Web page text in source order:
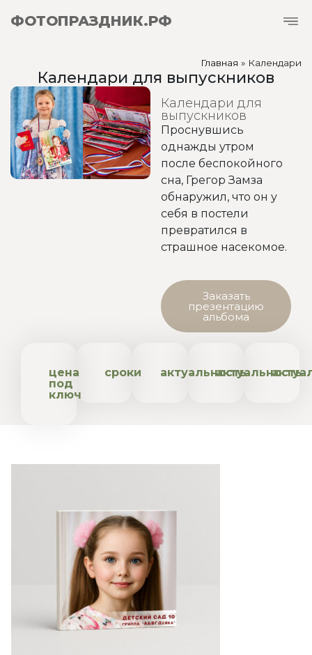
ФОТОПРАЗДНИК.РФ
Главная » Календари
Календари для выпускников
Календари для
выпускников
Проснувшись
однажды утром
после беспокойного
сна, Грегор Замза
обнаружил, что он у
себя в постели
превратился в
страшное насекомое.
Заказать
презентацию
альбома
цена
под
ключ
сроки актуальностьактуальность